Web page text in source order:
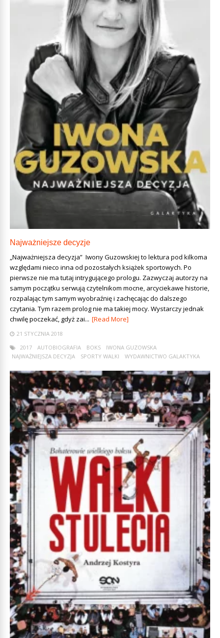
Najważniejsze decyzje
„Najważniejsza decyzja” Iwony Guzowskiej to lektura pod kilkoma
względami nieco inna od pozostałych książek sportowych. Po
pierwsze nie ma tutaj intrygującego prologu. Zazwyczaj autorzy na
samym początku serwują czytelnikom mocne, arcyciekawe historie,
rozpalając tym samym wyobraźnię i zachęcając do dalszego
czytania. Tym razem prolog nie ma takiej mocy. Wystarczy jednak
chwilę poczekać, gdyż zai... [Read More]
21 STYCZNIA 2018
2017
AUTOBIOGRAFIA BOKS
IWONA GUZOWSKA
NAJWAŻNIEJSZA DECYZJA
SPORTY WALKI WYDAWNICTWO GALAKTYKA